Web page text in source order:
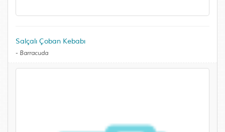
Salçalı Çoban Kebabı
- Barracuda